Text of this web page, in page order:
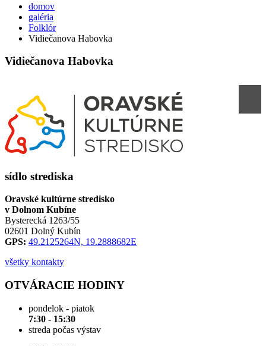
domov
galéria
Folklór
Vidiečanova Habovka
Vidiečanova Habovka
sídlo strediska
Oravské kultúrne stredisko
v Dolnom Kubíne
Bysterecká 1263/55
02601 Dolný Kubín
GPS: 49.2125264N, 19.2888682E
všetky kontakty
OTVÁRACIE HODINY
pondelok - piatok
7:30 - 15:30
streda počas výstav